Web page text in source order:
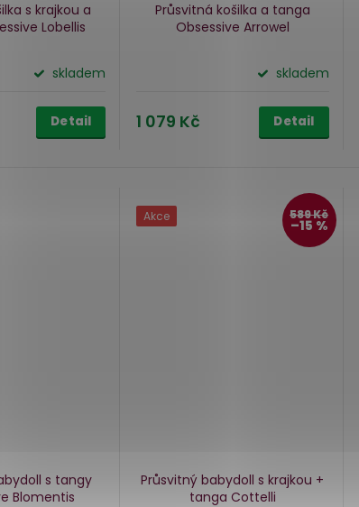
s krajkou a
Lobellis
skladem
Detail
Průsvitná košilka a tanga
Obsessive Arrowel
skladem
1 079 Kč Detail
s tangy
Blomentis
Akce 589 Kč
–15 %
Průsvitný babydoll s krajkou +
tanga Cottelli